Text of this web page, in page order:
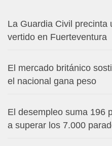
La Guardia Civil precinta
vertido en Fuerteventura
El mercado británico
el nacional gana peso
El desempleo suma 196
a superar los 7.000